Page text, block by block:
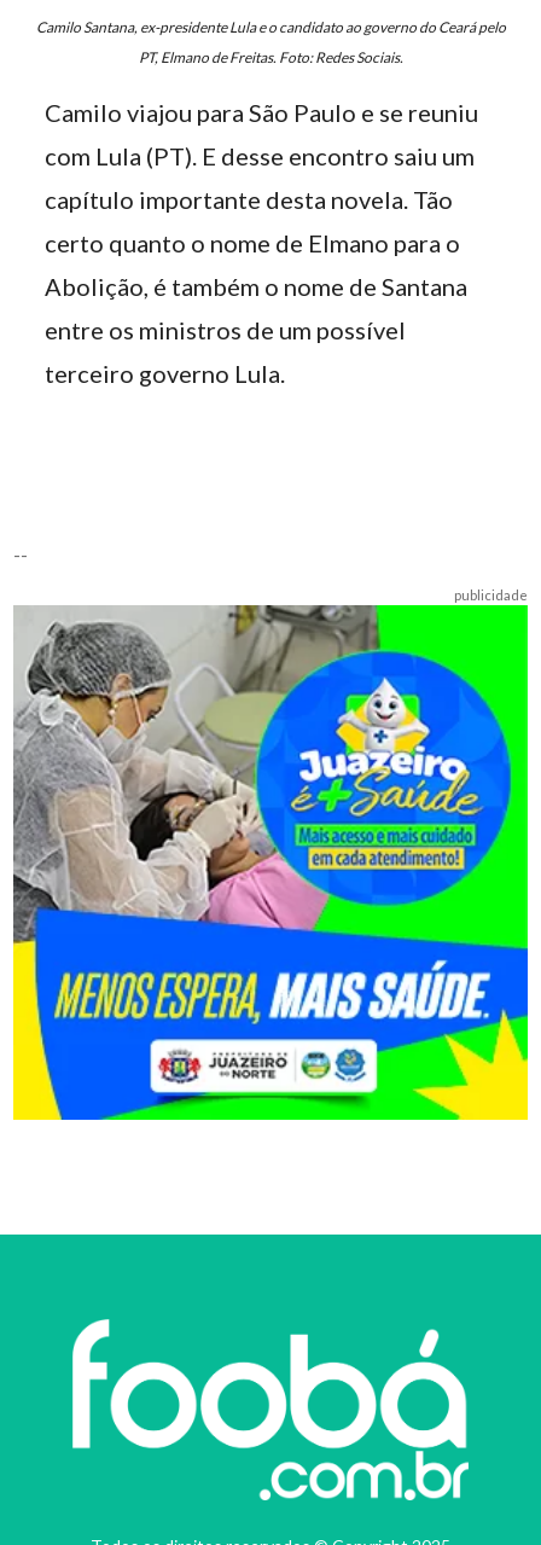
Camilo Santana, ex-presidente Lula e o candidato ao governo do Ceará pelo
PT, Elmano de Freitas. Foto: Redes Sociais.
Camilo viajou para São Paulo e se reuniu
com Lula (PT). E desse encontro saiu um
capítulo importante desta novela. Tão
certo quanto o nome de Elmano para o
Abolição, é também o nome de Santana
entre os ministros de um possível
terceiro governo Lula.
--
publicidade